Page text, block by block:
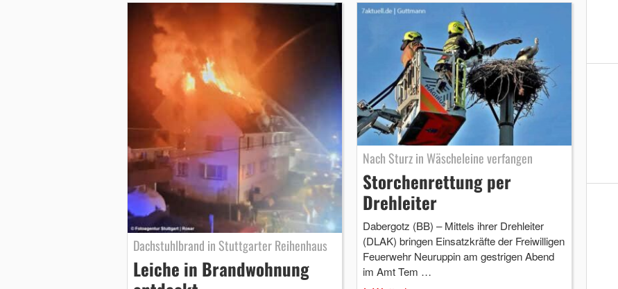
Dachstuhlbrand in Stuttgarter Reihenhaus
Leiche in Brandwohnung
Nach Sturz in Wäscheleine verfangen
Storchenrettung per
Drehleiter
Dabergotz (BB) – Mittels ihrer Drehleiter
(DLAK) bringen Einsatzkräfte der Freiwilligen
Feuerwehr Neuruppin am gestrigen Abend
im Amt Tem …